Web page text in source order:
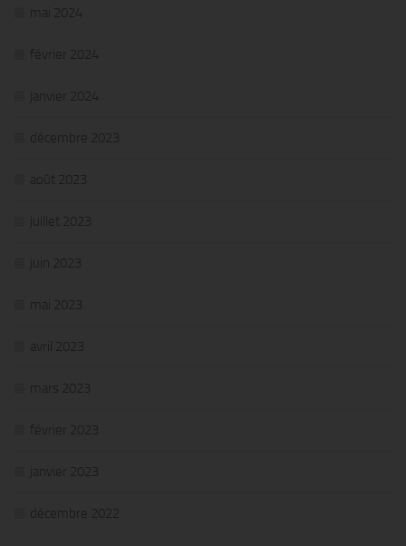
mai 2024
février 2024
janvier 2024
décembre 2023
août 2023
juillet 2023
juin 2023
mai 2023
avril 2023
mars 2023
février 2023
janvier 2023
décembre 2022